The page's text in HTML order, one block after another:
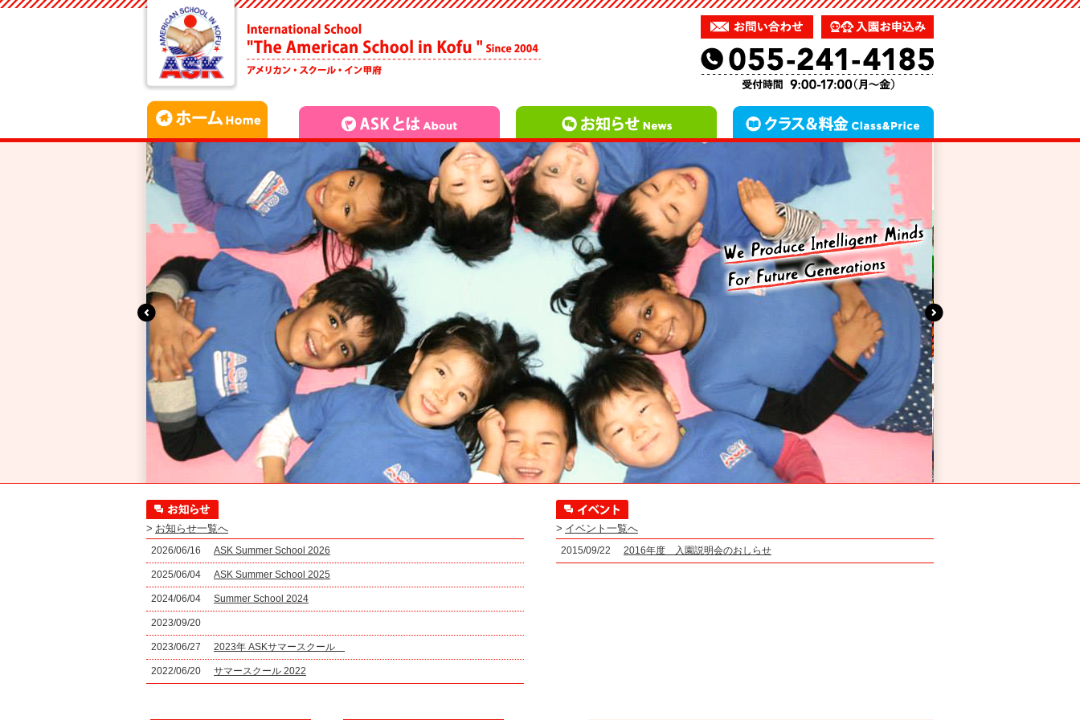
> お知らせ一覧へ
2026/06/16 ASK Summer School 2026
2025/06/04 ASK Summer School 2025
2024/06/04 Summer School 2024
2023/09/20
2023/06/27 2023年 ASKサマースクール
2022/06/20 サマースクール 2022
> イベント一覧へ
2015/09/22 2016年度 入園説明会のおしらせ